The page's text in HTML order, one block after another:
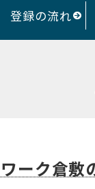
登録の流れ
ーク倉敷